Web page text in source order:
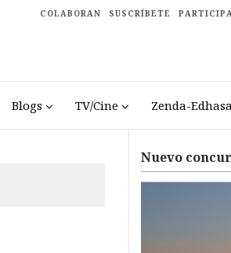
COLABORAN SUSCRÍBETE
Blogs TV/Cine Zenda-Edhasa
Nuevo